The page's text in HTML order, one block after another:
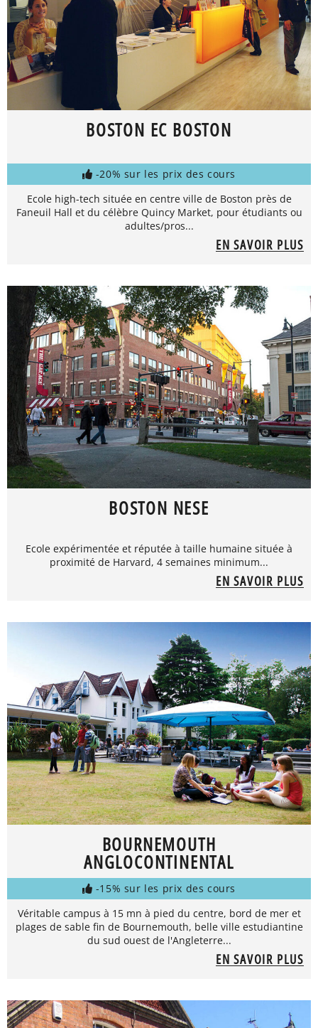
BOSTON EC BOSTON
-20% sur les prix des cours
Ecole high-tech située en centre ville de Boston près de
Faneuil Hall et du célèbre Quincy Market, pour étudiants ou
adultes/pros...
EN SAVOIR PLUS
BOSTON NESE
Ecole expérimentée et réputée à taille humaine située à
proximité de Harvard, 4 semaines minimum...
EN SAVOIR PLUS
BOURNEMOUTH
ANGLOCONTINENTAL
-15% sur les prix des cours
Véritable campus à 15 mn à pied du centre, bord de mer et
plages de sable fin de Bournemouth, belle ville estudiantine
du sud ouest de l'Angleterre...
EN SAVOIR PLUS